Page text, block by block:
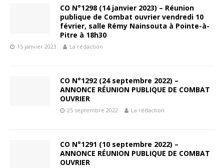
CO N°1298 (14 janvier 2023) – Réunion
publique de Combat ouvrier vendredi 10
février, salle Rémy Nainsouta à Pointe-à-
Pitre à 18h30
15 janvier 2023 La rédaction
CO N°1292 (24 septembre 2022) –
ANNONCE RÉUNION PUBLIQUE DE COMBAT
OUVRIER
25 septembre 2022 La rédaction
CO N°1291 (10 septembre 2022) –
ANNONCE RÉUNION PUBLIQUE DE COMBAT
OUVRIER